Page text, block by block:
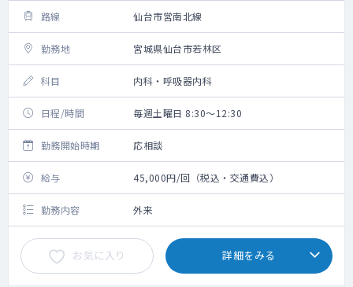
路線 仙台市営南北線
勤務地 宮城県仙台市若林区
科目 内科・呼吸器内科
日程/時間 毎週土曜日 8:30～12:30
勤務開始時期 応相談
給与 45,000円/回（税込・交通費込）
勤務内容 外来
お気に入り 詳細をみる